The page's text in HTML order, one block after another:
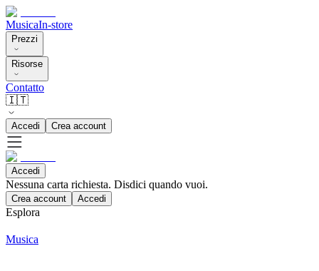
MusicaIn-store
Prezzi
Risorse
Contatto
🇮🇹
Accedi Crea account
Accedi
Nessuna carta richiesta. Disdici quando vuoi.
Crea account Accedi
Esplora
Musica